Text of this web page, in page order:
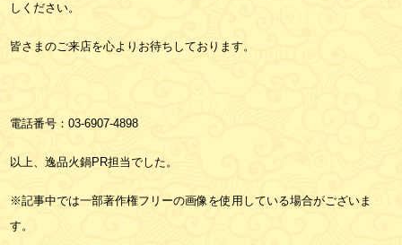
しください。
皆さまのご来店を心よりお待ちしております。
電話番号：03-6907-4898
以上、逸品火鍋PR担当でした。
※記事中では一部著作権フリーの画像を使用している場合がございま
す。